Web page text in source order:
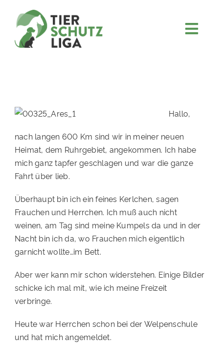
content
MITMACHEN
FÖRDERN & VERERBEN
KOOPERATIONEN
4KIDS
TIERHEIME
PATENSCHAFTEN
HELFER WERDEN
RATGEBER
Hallo,
nach langen 600 Km sind wir in meiner neuen
Heimat, dem Ruhrgebiet, angekommen. Ich habe
mich ganz tapfer geschlagen und war die ganze
Fahrt über lieb.
Überhaupt bin ich ein feines Kerlchen, sagen
Frauchen und Herrchen. Ich muß auch nicht
weinen, am Tag sind meine Kumpels da und in der
Nacht bin ich da, wo Frauchen mich eigentlich
garnicht wollte…im Bett.
Aber wer kann mir schon widerstehen. Einige Bilder
schicke ich mal mit, wie ich meine Freizeit
verbringe.
Heute war Herrchen schon bei der Welpenschule
und hat mich angemeldet.